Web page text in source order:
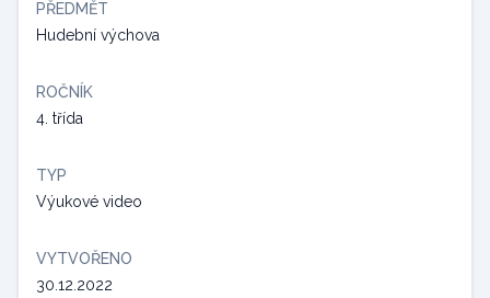
PŘEDMĚT
Hudební výchova
ROČNÍK
4. třída
TYP
Výukové video
VYTVOŘENO
30.12.2022